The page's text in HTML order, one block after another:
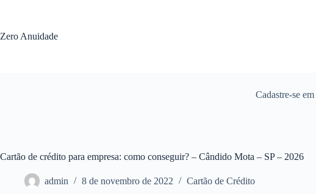
conteúdo
Zero Anuidade
Cadastre-se em
Cartão de crédito para empresa: como conseguir? – Cândido Mota – SP – 2026
admin 8 de novembro de 2022 Cartão de Crédito